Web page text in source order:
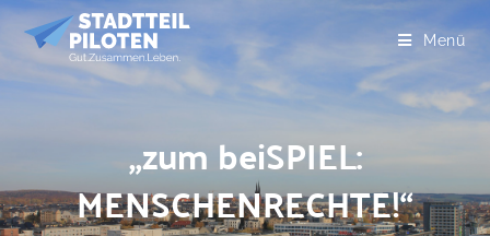
Menü
„zum beiSPIEL:
MENSCHENRECHTE!“